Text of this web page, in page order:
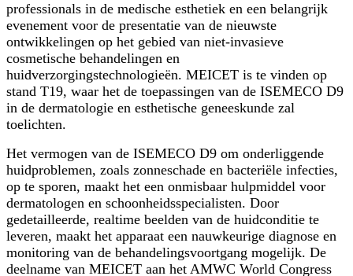
professionals in de medische esthetiek en een belangrijk
evenement voor de presentatie van de nieuwste
ontwikkelingen op het gebied van niet-invasieve
cosmetische behandelingen en
huidverzorgingstechnologieën. MEICET is te vinden op
stand T19, waar het de toepassingen van de ISEMECO D9
in de dermatologie en esthetische geneeskunde zal
toelichten.
Het vermogen van de ISEMECO D9 om onderliggende
huidproblemen, zoals zonneschade en bacteriële infecties,
op te sporen, maakt het een onmisbaar hulpmiddel voor
dermatologen en schoonheidsspecialisten. Door
gedetailleerde, realtime beelden van de huidconditie te
leveren, maakt het apparaat een nauwkeurige diagnose en
monitoring van de behandelingsvoortgang mogelijk. De
deelname van MEICET aan het AMWC World Congress